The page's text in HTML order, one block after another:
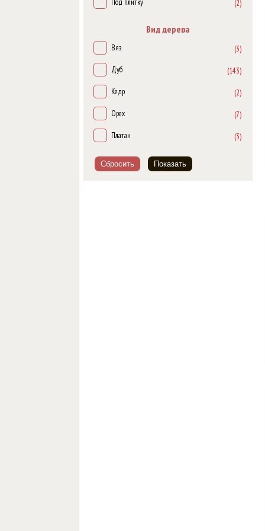
Platinium Zodiak (6)
Под плитку (2)
Вид дерева
Вяз (3)
Дуб (143)
Кедр (2)
Орех (7)
Платан (3)
Сбросить Показать